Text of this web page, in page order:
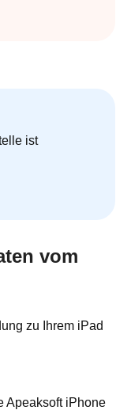
ist
vom
zu Ihrem iPad
Apeaksoft iPhone